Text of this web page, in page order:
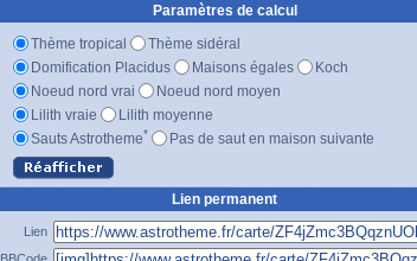
Paramètres de calcul
Thème tropical
Thème sidéral
Domification Placidus
Maisons égales
Koch
Noeud nord vrai
Noeud nord moyen
Lilith vraie
Lilith moyenne
Sauts Astrotheme* Pas de saut en maison suivante
Lien permanent
Lien
BBCode